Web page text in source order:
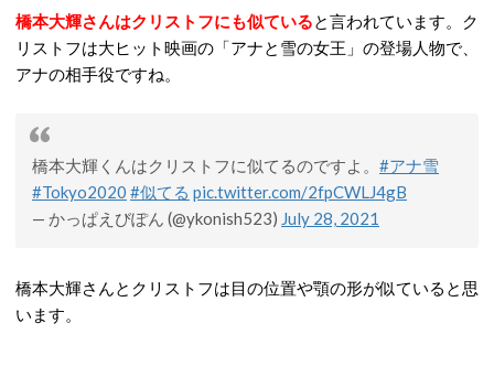
橋本大輝さんはクリストフにも似ていると言われています。ク
リストフは大ヒット映画の「アナと雪の女王」の登場人物で、
アナの相手役ですね。
橋本大輝くんはクリストフに似てるのですよ。 #アナ雪
#Tokyo2020 #似てる pic.twitter.com/2fpCWLJ4gB
— かっぱえびぽん (@ykonish523) July 28, 2021
橋本大輝さんとクリストフは目の位置や顎の形が似ていると思
います。